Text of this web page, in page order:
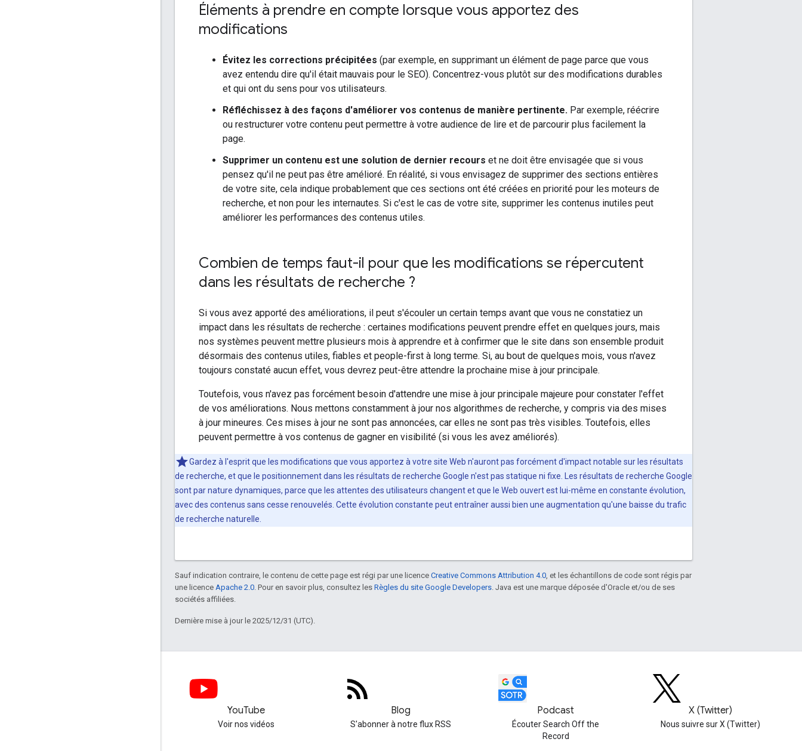
Éléments à prendre en compte lorsque vous apportez des
modifications
Évitez les corrections précipitées (par exemple, en supprimant un élément de page parce que vous
avez entendu dire qu'il était mauvais pour le SEO). Concentrez-vous plutôt sur des modifications durables
et qui ont du sens pour vos utilisateurs.
Réfléchissez à des façons d'améliorer vos contenus de manière pertinente. Par exemple, réécrire
ou restructurer votre contenu peut permettre à votre audience de lire et de parcourir plus facilement la
page.
Supprimer un contenu est une solution de dernier recours et ne doit être envisagée que si vous
pensez qu'il ne peut pas être amélioré. En réalité, si vous envisagez de supprimer des sections entières
de votre site, cela indique probablement que ces sections ont été créées en priorité pour les moteurs de
recherche, et non pour les internautes. Si c'est le cas de votre site, supprimer les contenus inutiles peut
améliorer les performances des contenus utiles.
Combien de temps faut-il pour que les modifications se répercutent
dans les résultats de recherche ?
Si vous avez apporté des améliorations, il peut s'écouler un certain temps avant que vous ne constatiez un
impact dans les résultats de recherche : certaines modifications peuvent prendre effet en quelques jours, mais
nos systèmes peuvent mettre plusieurs mois à apprendre et à confirmer que le site dans son ensemble produit
désormais des contenus utiles, fiables et people-first à long terme. Si, au bout de quelques mois, vous n'avez
toujours constaté aucun effet, vous devrez peut-être attendre la prochaine mise à jour principale.
Toutefois, vous n'avez pas forcément besoin d'attendre une mise à jour principale majeure pour constater l'effet
de vos améliorations. Nous mettons constamment à jour nos algorithmes de recherche, y compris via des mises
à jour mineures. Ces mises à jour ne sont pas annoncées, car elles ne sont pas très visibles. Toutefois, elles
peuvent permettre à vos contenus de gagner en visibilité (si vous les avez améliorés).
Gardez à l'esprit que les modifications que vous apportez à votre site Web n'auront pas forcément d'impact notable sur les résultats
de recherche, et que le positionnement dans les résultats de recherche Google n'est pas statique ni fixe. Les résultats de recherche Google
sont par nature dynamiques, parce que les attentes des utilisateurs changent et que le Web ouvert est lui-même en constante évolution,
avec des contenus sans cesse renouvelés. Cette évolution constante peut entraîner aussi bien une augmentation qu'une baisse du trafic
de recherche naturelle.
Sauf indication contraire, le contenu de cette page est régi par une licence Creative Commons Attribution 4.0 , et les échantillons de code sont régis par
une licence Apache 2.0 . Pour en savoir plus, consultez les Règles du site Google Developers . Java est une marque déposée d'Oracle et/ou de ses
sociétés affiliées.
Dernière mise à jour le 2025/12/31 (UTC).
YouTube
Voir nos vidéos
Blog
S'abonner à notre flux RSS
Podcast
Écouter Search Off the
Record
X (Twitter)
Nous suivre sur X (Twitter)